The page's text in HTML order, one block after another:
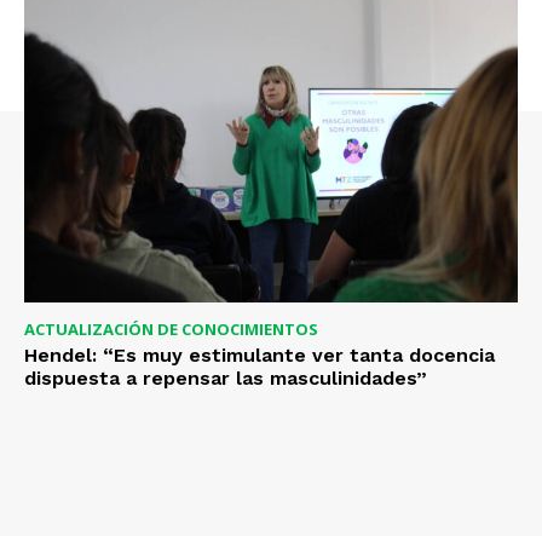
ACTUALIZACIÓN DE CONOCIMIENTOS
Hendel: “Es muy estimulante ver tanta docencia
dispuesta a repensar las masculinidades”